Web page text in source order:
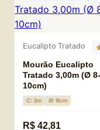
Eucalipto Tratado
Mourão Eucalipto
Tratado 3,00m (Ø 8-
10cm)
C: 3m Ø: 9cm
R$ 42,81